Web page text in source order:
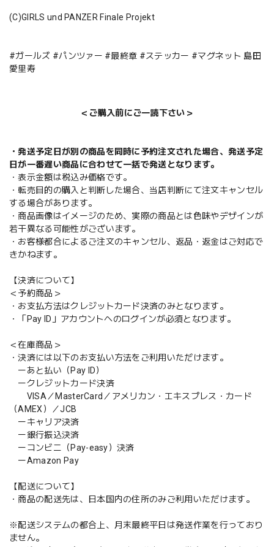
(C)GIRLS und PANZER Finale Projekt
#ガールズ #パンツァー #最終章 #ステッカー #マグネット 島田
愛里寿
＜ご購入前にご一読下さい＞
・発送予定日が別の商品を同時に予約注文された場合、発送予定
日が一番遅い商品に合わせて一括で発送となります。
・表示金額は税込み価格です。
・転売目的の購入と判断した場合、当店判断にて注文キャンセル
する場合があります。
・商品画像はイメージのため、実際の商品とは色味やデザインが
若干異なる可能性がございます。
・お客様都合によるご注文のキャンセル、返品・返金はご対応で
きかねます。
【決済について】
＜予約商品＞
・お支払方法はクレジットカード決済のみとなります。
・「Pay ID」アカウントへのログインが必須となります。
＜在庫商品＞
・決済には以下のお支払い方法をご利用いただけます。
ーあと払い（Pay ID）
ークレジットカード決済
VISA／MasterCard／アメリカン・エキスプレス・カード
（AMEX）／JCB
ーキャリア決済
ー銀行振込決済
ーコンビニ（Pay-easy）決済
ーAmazon Pay
【配送について】
・商品の配送先は、日本国内の住所のみご利用いただけます。
※配送システムの都合上、月末最終平日は発送作業を行っており
ません。